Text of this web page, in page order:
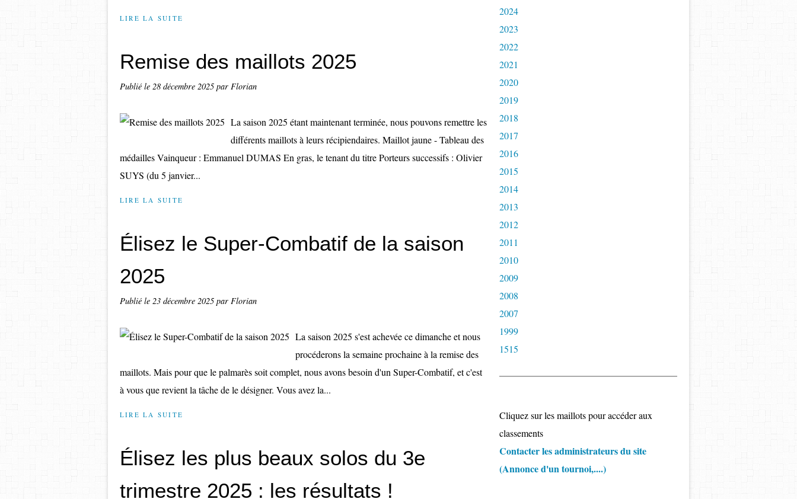
LIRE LA SUITE
Remise des maillots 2025
Publié le 28 décembre 2025 par Florian
La saison 2025 étant maintenant terminée, nous pouvons remettre les
différents maillots à leurs récipiendaires. Maillot jaune - Tableau des
médailles Vainqueur : Emmanuel DUMAS En gras, le tenant du titre Porteurs successifs : Olivier
SUYS (du 5 janvier...
LIRE LA SUITE
Élisez le Super-Combatif de la saison
2025
Publié le 23 décembre 2025 par Florian
La saison 2025 s'est achevée ce dimanche et nous
procéderons la semaine prochaine à la remise des
maillots. Mais pour que le palmarès soit complet, nous avons besoin d'un Super-Combatif, et c'est
à vous que revient la tâche de le désigner. Vous avez la...
LIRE LA SUITE
Élisez les plus beaux solos du 3e
trimestre 2025 : les résultats !
2024
2023
2022
2021
2020
2019
2018
2017
2016
2015
2014
2013
2012
2011
2010
2009
2008
2007
1999
1515
Cliquez sur les maillots pour accéder aux
classements
Contacter les administrateurs du site
(Annonce d'un tournoi,....)